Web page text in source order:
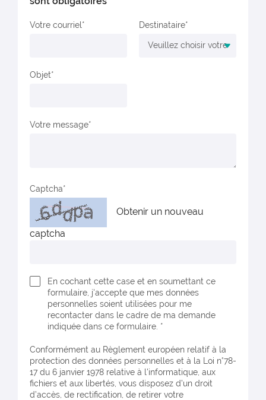
Votre courriel Destinataire
Objet
Votre message
Captcha
Obtenir un nouveau
captcha
En cochant cette case et en soumettant ce
formulaire, j'accepte que mes données
personnelles soient utilisées pour me
recontacter dans le cadre de ma demande
indiquée dans ce formulaire. *
Conformément au Règlement européen relatif à la
protection des données personnelles et à la Loi n°78-
17 du 6 janvier 1978 relative à l'informatique, aux
fichiers et aux libertés, vous disposez d’un droit
d’accès, de rectification, de retirer votre